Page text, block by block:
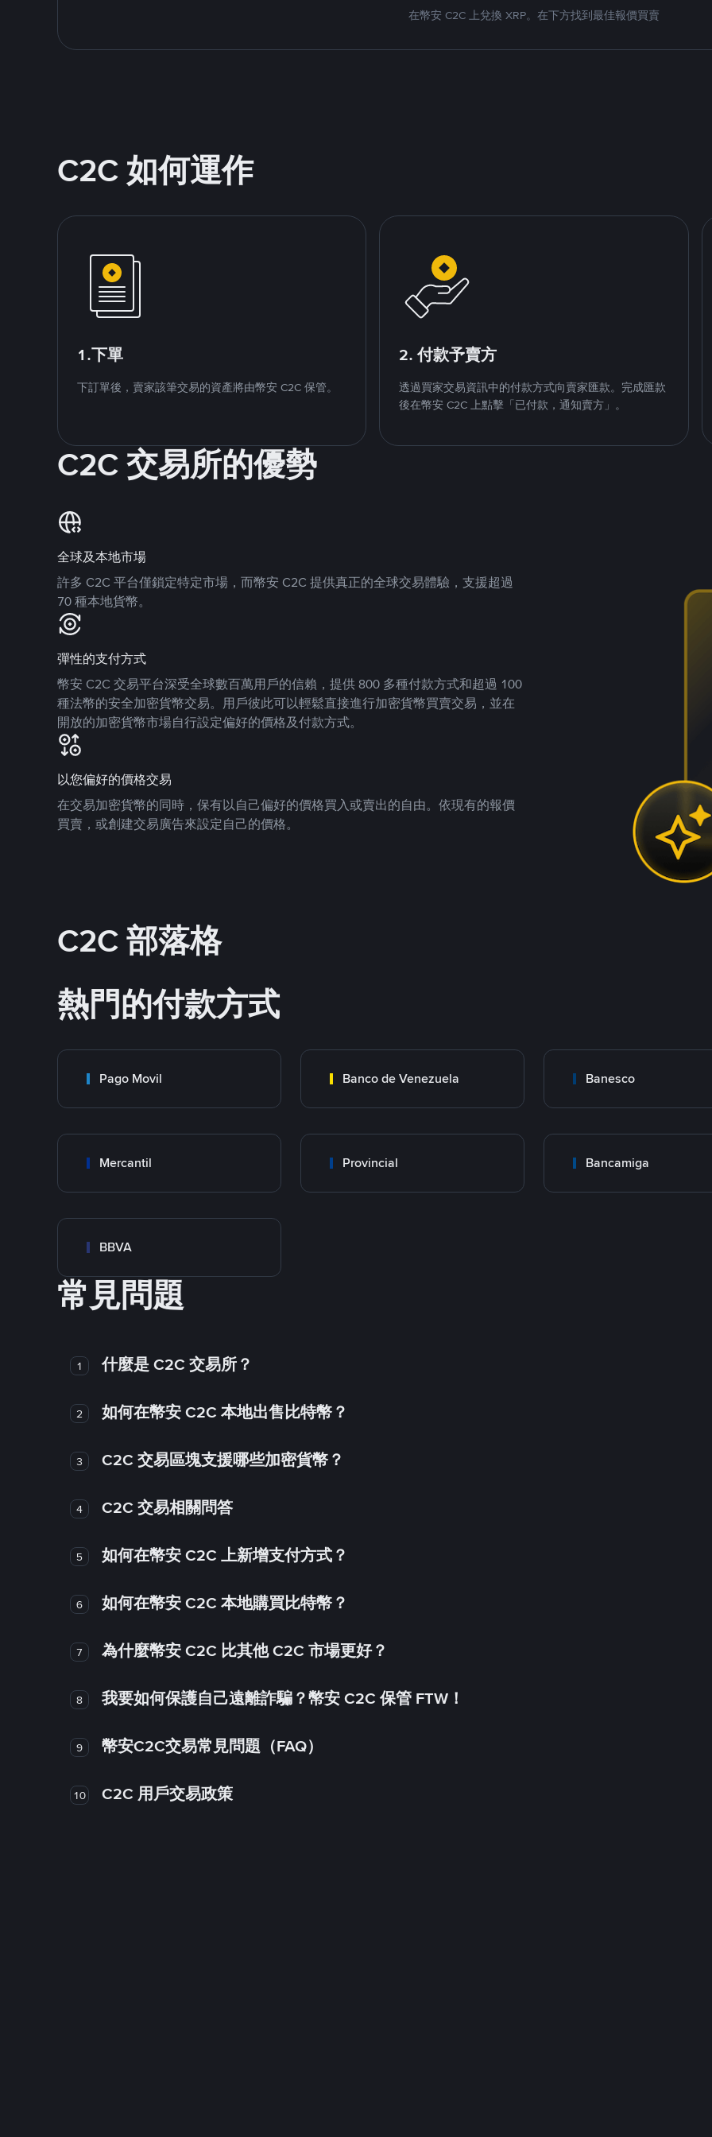
在幣安 C2C 上兌換 XRP。在下方找到最佳報價買賣
C2C 如何運作
1.下單
下訂單後，賣家該筆交易的資產將由幣安 C2C 保管。
2. 付款予賣方
透過買家交易資訊中的付款方式向賣家匯款。完成匯款
後在幣安 C2C 上點擊「已付款，通知賣方」。
C2C 交易所的優勢
全球及本地市場
許多 C2C 平台僅鎖定特定市場，而幣安 C2C 提供真正的全球交易體驗，支援超過
70 種本地貨幣。
彈性的支付方式
幣安 C2C 交易平台深受全球數百萬用戶的信賴，提供 800 多種付款方式和超過 100
種法幣的安全加密貨幣交易。用戶彼此可以輕鬆直接進行加密貨幣買賣交易，並在
開放的加密貨幣市場自行設定偏好的價格及付款方式。
以您偏好的價格交易
在交易加密貨幣的同時，保有以自己偏好的價格買入或賣出的自由。依現有的報價
買賣，或創建交易廣告來設定自己的價格。
C2C 部落格
熱門的付款方式
Pago Movil Banco de Venezuela Banesco
Mercantil Provincial Bancamiga
BBVA
常見問題
1 什麼是 C2C 交易所？
2 如何在幣安 C2C 本地出售比特幣？
3 C2C 交易區塊支援哪些加密貨幣？
4 C2C 交易相關問答
5 如何在幣安 C2C 上新增支付方式？
6 如何在幣安 C2C 本地購買比特幣？
7 為什麼幣安 C2C 比其他 C2C 市場更好？
8 我要如何保護自己遠離詐騙？幣安 C2C 保管 FTW！
9 幣安C2C交易常見問題（FAQ）
10 C2C 用戶交易政策